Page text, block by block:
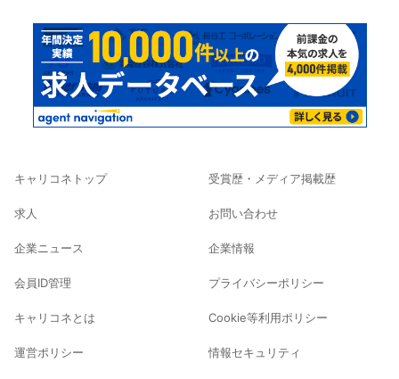
キャリコネトップ
求人
企業ニュース
会員ID管理
キャリコネとは
運営ポリシー
受賞歴・メディア掲載歴
お問い合わせ
企業情報
プライバシーポリシー
Cookie等利用ポリシー
情報セキュリティ